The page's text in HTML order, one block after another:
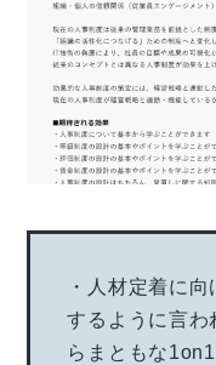
・人材定着に
するように言わ
らまともな